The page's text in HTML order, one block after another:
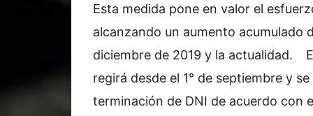
Esta medida pone en valor el
alcanzando un aumento acumulado
diciembre de 2019 y la actualidad.
regirá desde el 1° de septiembre y
terminación de DNI de acuerdo con